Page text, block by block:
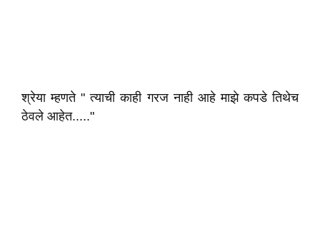
श्रेया म्हणते " त्याची काही गरज नाही आहे माझे कपडे तिथेच
ठेवले आहेत....."